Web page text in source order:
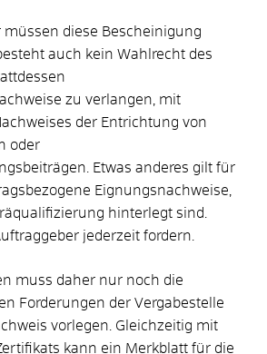
müssen diese Bescheinigung
auch kein Wahlrecht des
zu verlangen, mit
der Entrichtung von
oder
Etwas anderes gilt für
Eignungsnachweise,
hinterlegt sind.
jederzeit fordern.
muss daher nur noch die
Forderungen der Vergabestelle
vorlegen. Gleichzeitig mit
kann ein Merkblatt für die